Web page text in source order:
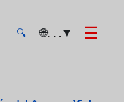
🔍 🌐. . .▼ ☰